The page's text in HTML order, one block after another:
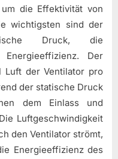
die Effektivität von
wichtigsten sind der
Druck, die
Der
Luft der Ventilator pro
der statische Druck
dem Einlass und
Luftgeschwindigkeit
den Ventilator strömt,
Energieeffizienz des